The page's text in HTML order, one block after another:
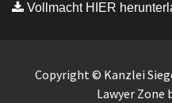
Vollmacht HIER
Copyright © Kanzlei
Lawyer Zone